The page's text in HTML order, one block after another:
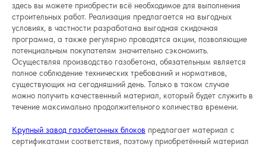
здесь вы можете приобрести всё необходимое для выполнения
строительных работ. Реализация предлагается на выгодных
условиях, в частности разработана выгодная скидочная
программа, а также регулярно проводятся акции, позволяющие
потенциальным покупателям значительно сэкономить.
Осуществляя производство газобетона, обязательным является
полное соблюдение технических требований и нормативов,
существующих на сегодняшний день. Только в таком случае
можно получить качественный материал, который будет служить в
течение максимально продолжительного количества времени.
Крупный завод газобетонных блоков предлагает материал с
сертификатами соответствия, поэтому приобретённый материал